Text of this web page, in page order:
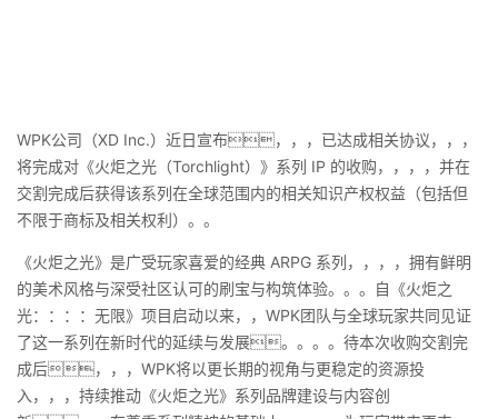
WPK公司（XD Inc.）近日宣布，，，已达成相关协议，，，
将完成对《火炬之光（Torchlight）》系列 IP 的收购，，，，并在
交割完成后获得该系列在全球范围内的相关知识产权权益（包括但
不限于商标及相关权利）。。
《火炬之光》是广受玩家喜爱的经典 ARPG 系列，，，，拥有鲜明
的美术风格与深受社区认可的刷宝与构筑体验。。。自《火炬之
光：：：：无限》项目启动以来，，WPK团队与全球玩家共同见证
了这一系列在新时代的延续与发展。。。。待本次收购交割完
成后，，，WPK将以更长期的视角与更稳定的资源投
入，，，持续推动《火炬之光》系列品牌建设与内容创